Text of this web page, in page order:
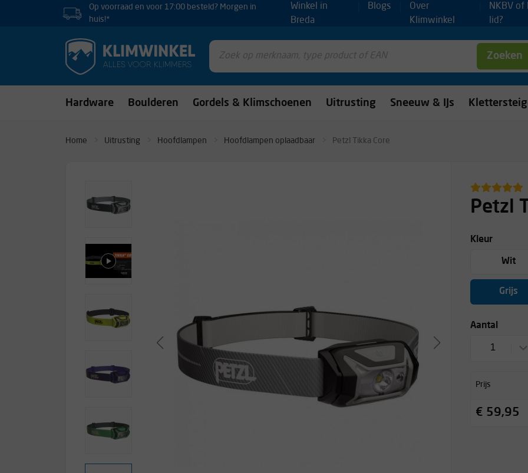
Op voorraad en voor 17:00 besteld? Morgen in
huis!*
Winkel in
Breda
Blogs
Over
Klimwinkel
NKBV of
lid?
Zoeken
Hardware Boulderen Gordels & Klimschoenen Uitrusting Sneeuw & IJs
Home Uitrusting Hoofdlampen Hoofdlampen oplaadbaar Petzl Tikka Core
Petzl
Kleur
Wit
Grijs
Aantal
1
Prijs
€ 59,95